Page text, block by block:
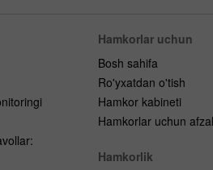
Hamkorlar uchun
Bosh sahifa
Ro'yxatdan o'tish
Hamkor kabineti
Hamkorlar uchun
Hamkorlik